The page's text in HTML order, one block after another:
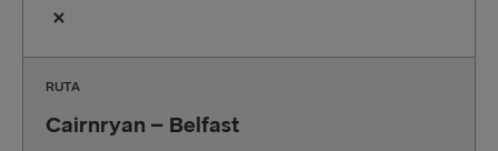
RUTA
Cairnryan – Belfast